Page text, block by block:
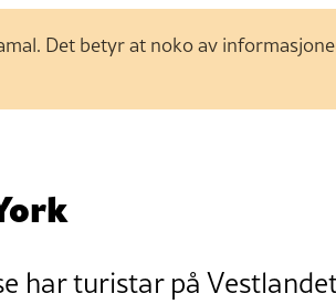
Det betyr at noko av
har turistar på